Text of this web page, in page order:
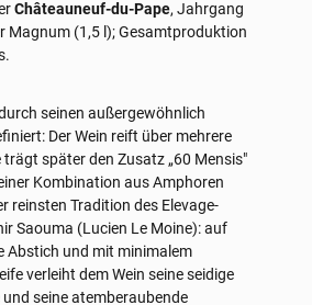
Châteauneuf-du-Pape, Jahrgang
Magnum (1,5 l); Gesamtproduktion
seinen außergewöhnlich
Der Wein reift über mehrere
trägt später den Zusatz „60 Mensis"
Kombination aus Amphoren
reinsten Tradition des Elevage-
Saouma (Lucien Le Moine): auf
Abstich und mit minimalem
verleiht dem Wein seine seidige
und seine atemberaubende